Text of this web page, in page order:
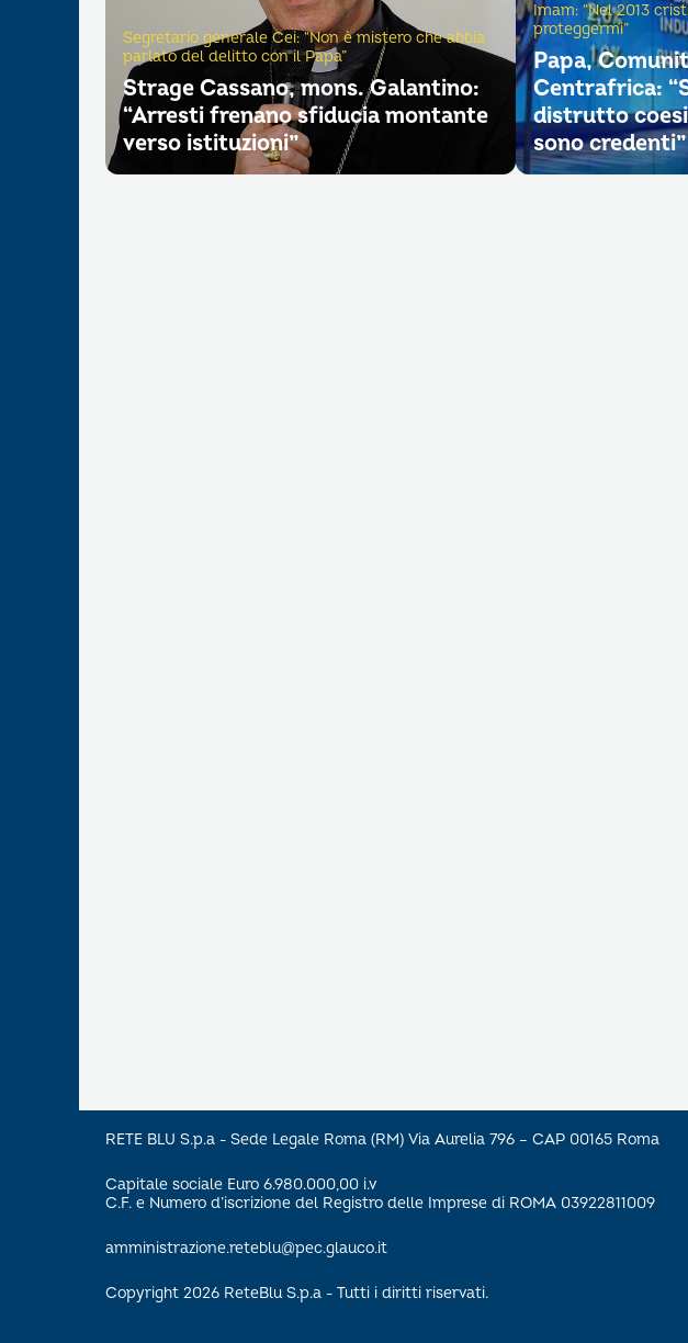
Segretario generale Cei: “Non è mistero che abbia
parlato del delitto con il Papa”
Strage Cassano, mons. Galantino:
“Arresti frenano sfiducia montante
verso istituzioni”
Imam: “Nel 2013
proteggermi”
Papa,
Centrafrica:
distrutto
sono credenti”
RETE BLU S.p.a - Sede Legale Roma (RM) Via Aurelia 796 – CAP 00165 Roma
Capitale sociale Euro 6.980.000,00 i.v
C.F. e Numero d’iscrizione del Registro delle Imprese di ROMA 03922811009
amministrazione.reteblu@pec.glauco.it
Copyright 2026 ReteBlu S.p.a - Tutti i diritti riservati.